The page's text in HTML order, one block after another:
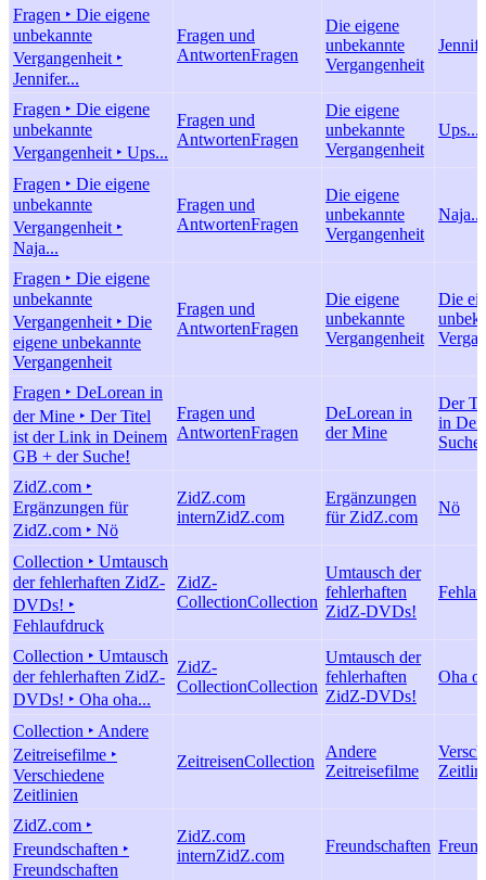
Fragen ‣ Die eigene
unbekannte
Vergangenheit ‣
Jennifer...
Fragen und
AntwortenFragen
Die eigene
unbekannte
Vergangenheit
Fragen ‣ Die eigene
unbekannte
Vergangenheit ‣ Ups...
Fragen und
AntwortenFragen
Die eigene
unbekannte
Vergangenheit
Ups...
Fragen ‣ Die eigene
unbekannte
Vergangenheit ‣
Naja...
Fragen und
AntwortenFragen
Die eigene
unbekannte
Vergangenheit
Naja...
Fragen ‣ Die eigene
unbekannte
Vergangenheit ‣ Die
eigene unbekannte
Vergangenheit
Fragen und
AntwortenFragen
Die eigene
unbekannte
Vergangenheit
Die
Fragen ‣ DeLorean in
der Mine ‣ Der Titel
ist der Link in Deinem
GB + der Suche!
Fragen und
AntwortenFragen
DeLorean in
der Mine
Der
in
Suche!
ZidZ.com ‣
Ergänzungen für
ZidZ.com ‣ Nö
ZidZ.com
internZidZ.com
Ergänzungen
für ZidZ.com
Nö
Collection ‣ Umtausch
der fehlerhaften ZidZ-
DVDs! ‣
Fehlaufdruck
ZidZ-
CollectionCollection
Umtausch der
fehlerhaften
ZidZ-DVDs!
Collection ‣ Umtausch
der fehlerhaften ZidZ-
DVDs! ‣ Oha oha...
ZidZ-
CollectionCollection
Umtausch der
fehlerhaften
ZidZ-DVDs!
Oha
Collection ‣ Andere
Zeitreisefilme ‣
Verschiedene
Zeitlinien
ZeitreisenCollection
Andere
Zeitreisefilme
ZidZ.com ‣
Freundschaften ‣
Freundschaften
ZidZ.com
internZidZ.com
Freundschaften